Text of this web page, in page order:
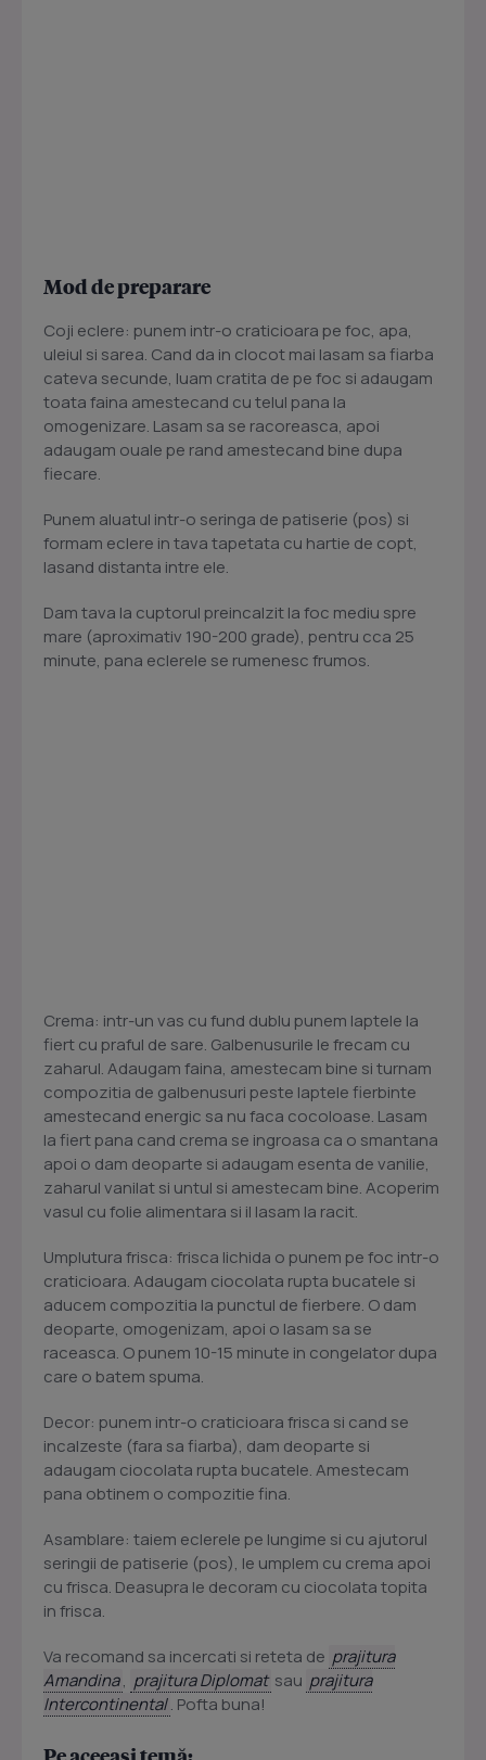
Mod de preparare
Coji eclere: punem intr-o craticioara pe foc, apa,
uleiul si sarea. Cand da in clocot mai lasam sa fiarba
cateva secunde, luam cratita de pe foc si adaugam
toata faina amestecand cu telul pana la
omogenizare. Lasam sa se racoreasca, apoi
adaugam ouale pe rand amestecand bine dupa
fiecare.
Punem aluatul intr-o seringa de patiserie (pos) si
formam eclere in tava tapetata cu hartie de copt,
lasand distanta intre ele.
Dam tava la cuptorul preincalzit la foc mediu spre
mare (aproximativ 190-200 grade), pentru cca 25
minute, pana eclerele se rumenesc frumos.
Crema: intr-un vas cu fund dublu punem laptele la
fiert cu praful de sare. Galbenusurile le frecam cu
zaharul. Adaugam faina, amestecam bine si turnam
compozitia de galbenusuri peste laptele fierbinte
amestecand energic sa nu faca cocoloase. Lasam
la fiert pana cand crema se ingroasa ca o smantana
apoi o dam deoparte si adaugam esenta de vanilie,
zaharul vanilat si untul si amestecam bine. Acoperim
vasul cu folie alimentara si il lasam la racit.
Umplutura frisca: frisca lichida o punem pe foc intr-o
craticioara. Adaugam ciocolata rupta bucatele si
aducem compozitia la punctul de fierbere. O dam
deoparte, omogenizam, apoi o lasam sa se
raceasca. O punem 10-15 minute in congelator dupa
care o batem spuma.
Decor: punem intr-o craticioara frisca si cand se
incalzeste (fara sa fiarba), dam deoparte si
adaugam ciocolata rupta bucatele. Amestecam
pana obtinem o compozitie fina.
Asamblare: taiem eclerele pe lungime si cu ajutorul
seringii de patiserie (pos), le umplem cu crema apoi
cu frisca. Deasupra le decoram cu ciocolata topita
in frisca.
Va recomand sa incercati si reteta de prajitura
Amandina, prajitura Diplomat sau prajitura
Intercontinental. Pofta buna!